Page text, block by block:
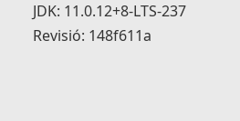
JDK: 11.0.12+8-LTS-237
Revisió: 148f611a